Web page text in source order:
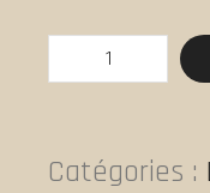
quantité
de
-
Catégories :